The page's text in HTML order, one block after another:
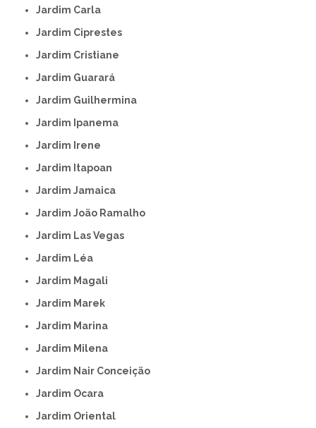
Jardim Carla
Jardim Ciprestes
Jardim Cristiane
Jardim Guarará
Jardim Guilhermina
Jardim Ipanema
Jardim Irene
Jardim Itapoan
Jardim Jamaica
Jardim João Ramalho
Jardim Las Vegas
Jardim Léa
Jardim Magali
Jardim Marek
Jardim Marina
Jardim Milena
Jardim Nair Conceição
Jardim Ocara
Jardim Oriental